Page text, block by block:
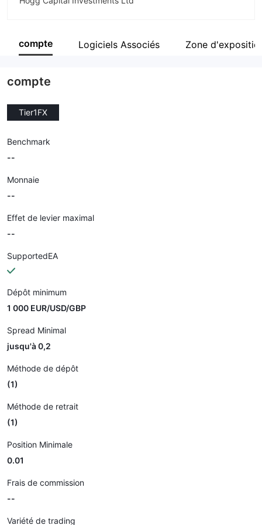
Personnel
compte Logiciels Associés Zone
compte
Tier1FX
Benchmark
--
Monnaie
--
Effet de levier maximal
--
SupportedEA
Dépôt minimum
1 000 EUR/USD/GBP
Spread Minimal
jusqu'à 0,2
Méthode de dépôt
(1)
Méthode de retrait
(1)
Position Minimale
0.01
Frais de commission
--
Variété de trading